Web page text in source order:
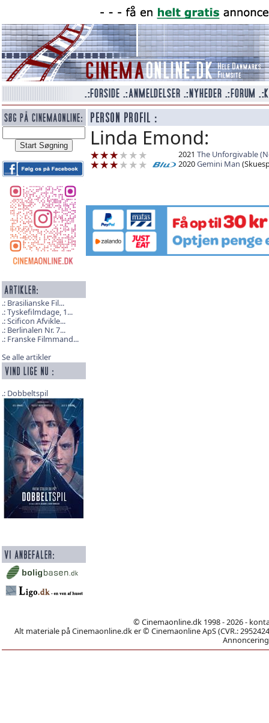
Brasilianske Fil...
Tyskefilmdage, 1...
Scificon Afvikle...
Berlinalen Nr. 7...
Franske Filmmand...
Se alle artikler
Dobbeltspil
Linda Emond:
2021 The Unforgivable
2020Gemini Man
© Cinemaonline.dk 1998 - 2026 -
Alt materiale på Cinemaonline.dk er © Cinemaonline ApS (CVR.: